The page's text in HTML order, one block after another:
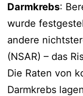
Darmkrebs:
wurde
andere
(NSAR) – das
Die Raten von
Darmkrebs